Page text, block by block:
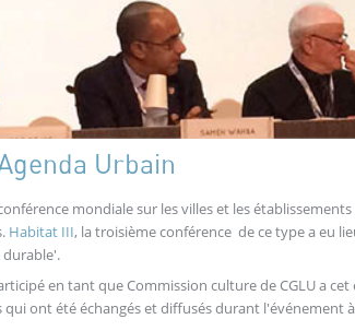
Urbain
mondiale sur les villes et les
Habitat III, la troisième conférence de ce type a eu
en tant que Commission culture de CGLU a
qui ont été échangés et diffusés durant l'événement